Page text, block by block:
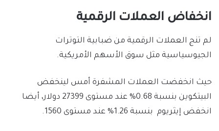
انخفاض العملات الرقمية
لم تنج العملات الرقمية من ضبابية التوترات
الجيوسياسية مثل سوق الأسهم الأمريكية.
حيث انخفضت العملات المشفرة أمس لينخفض
البيتكوين بنسبة 0.68% عند مستوى 27399 دولار، أيضا
انخفض إيثريوم بنسبة 1.26% عند مستوى 1560.